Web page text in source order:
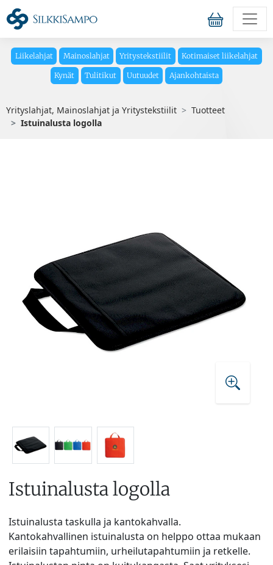
Liikelahjat Mainoslahjat Yritystekstiilit Kotimaiset liikelahjat
Kynät Tulitikut Uutuudet Ajankohtaista
Yrityslahjat, Mainoslahjat ja Yritystekstiilit
Tuotteet
Istuinalusta logolla
Istuinalusta logolla
Istuinalusta taskulla ja kantokahvalla.
Kantokahvallinen istuinalusta on helppo ottaa mukaan
erilaisiin tapahtumiin, urheilutapahtumiin ja retkelle.